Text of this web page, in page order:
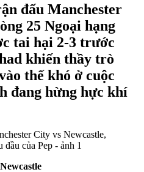
đấu Manchester
25 Ngoại hạng
tai hại 2-3 trước
khiến thầy trò
thế khó ở cuộc
đang hừng hực khí